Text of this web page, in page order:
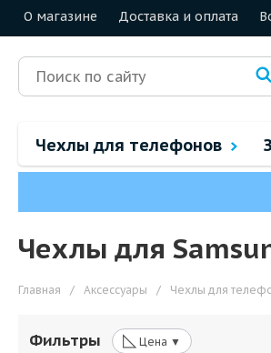
О магазине Доставка и оплата
Чехлы для телефонов
Чехлы для
Главная / Аксессуары / Чехлы для
Фильтры ◺ Цена ▼